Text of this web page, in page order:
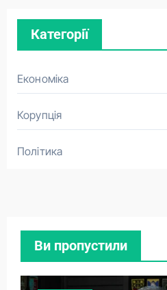
Категорії
Економіка
Корупція
Політика
Ви пропустили